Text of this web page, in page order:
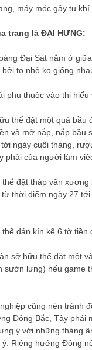
máy móc gây tụ
trang là ĐẠI HƯNG:
Đại Sát nằm ở
to nhỏ ko giống
phụ thuộc vào thị
thể đặt một quả
và mở nắp, nắp
ngày cuối tháng,
phải của người làm
đặt tháp văn
thời điểm ngày 27
dán kín kẽ 6 tờ tiền
sở hữu thể đặt một
sườn lưng) nếu game
cũng nên tránh
Đông Bắc, Tây phái
ý với những tháng
Riêng hướng Đông